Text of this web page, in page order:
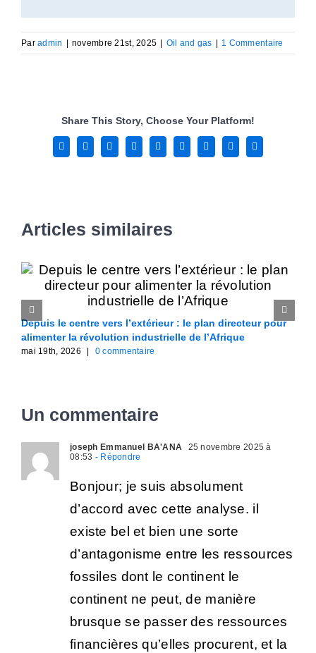
Paradmin novembre 21st, 2025 Oil and gas 1 Commentaire
Share This Story, Choose Your Platform!
Facebook
X RedditLinkedInWhatsAppTumblrPinterest
Vk Email
Articles similaires
Depuis le centre vers l’extérieur : le plan directeur pour
alimenter la révolution industrielle de l’Afrique
mai 19th, 2026 0 commentaire
Un commentaire
joseph Emmanuel BA'ANA
25 novembre 2025 à
08:53 - Répondre
Bonjour; je suis absolument
d’accord avec cette analyse. il
existe bel et bien une sorte
d’antagonisme entre les ressources
fossiles dont le continent le
continent ne peut, de manière
brusque se passer des ressources
financières qu’elles procurent, et la